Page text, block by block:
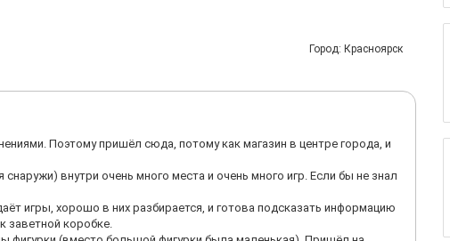
Город: Красноярск
Поэтому пришёл сюда, потому как магазин в центре города, и
внутри очень много места и очень много игр. Если бы не знал
игры, хорошо в них разбирается, и готова подсказать информацию
заветной коробке.